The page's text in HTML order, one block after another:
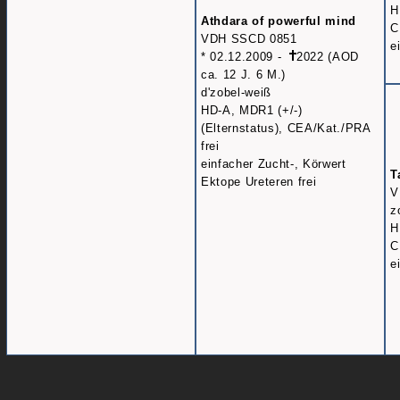
Athdara of powerful mind
VDH SSCD 0851
* 02.12.2009 -
2022 (AOD
ca. 12 J. 6 M.)
d'zobel-weiß
HD-A, MDR1 (+/-)
(Elternstatus), CEA/Kat./PRA
frei
einfacher Zucht-, Körwert
Ektope Ureteren frei